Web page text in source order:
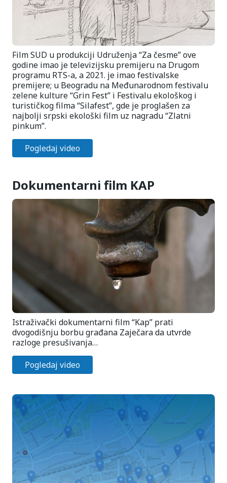
Film SUD u produkciji Udruženja “Za česme” ove
godine imao je televizijsku premijeru na Drugom
programu RTS-a, a 2021. je imao festivalske
premijere; u Beogradu na Međunarodnom festivalu
zelene kulture “Grin Fest” i Festivalu ekološkog i
turističkog filma “Silafest”, gde je proglašen za
najbolji srpski ekološki film uz nagradu “Zlatni
pinkum”.
Pogledaj video
Dokumentarni film KAP
Istraživački dokumentarni film “Kap” prati
dvogodišnju borbu građana Zaječara da utvrde
razloge presušivanja…
Pogledaj video